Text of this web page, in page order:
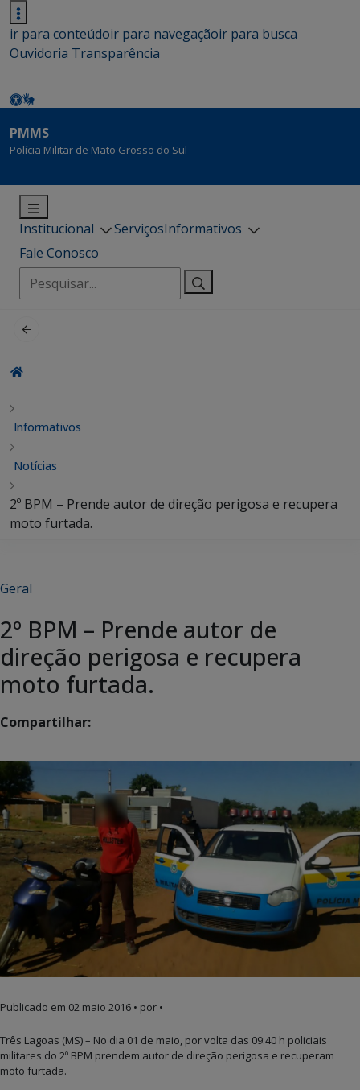
ir para conteúdoir para navegaçãoir para busca
Ouvidoria Transparência
PMMS
Polícia Militar de Mato Grosso do Sul
Institucional ServiçosInformativos
Fale Conosco
Pesquisar
por:
Informativos
Notícias
2º BPM – Prende autor de direção perigosa e recupera
moto furtada.
Geral
2º BPM – Prende autor de
direção perigosa e recupera
moto furtada.
Compartilhar:
Publicado em 02 maio 2016 • por •
Três Lagoas (MS) – No dia 01 de maio, por volta das 09:40 h policiais
militares do 2º BPM prendem autor de direção perigosa e recuperam
moto furtada.